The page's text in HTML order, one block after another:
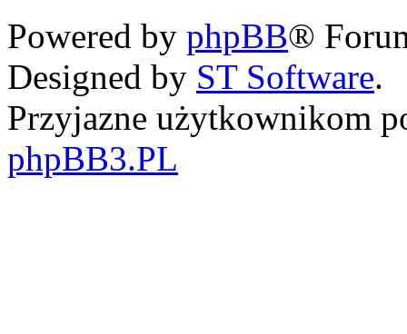
Powered by phpBB®
Designed by ST Software.
Przyjazne użytkownikom
phpBB3.PL